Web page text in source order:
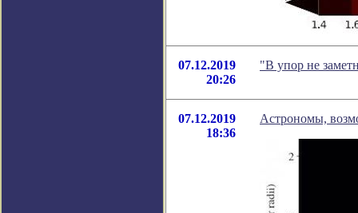
07.12.2019
20:26
"В упор не
07.12.2019
18:36
Астрономы,